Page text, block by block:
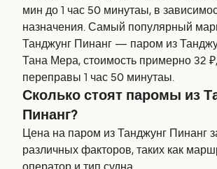
мин до 1 час 50 минутаы, в
назначения. Самый популярный
Танджунг Пинанг — паром из
Тана Мера, стоимость примерно 32
переправы 1 час 50 минутаы.
Сколько стоят паромы из
Пинанг?
Цена на паром из Танджунг Пинанг
различных факторов, таких как